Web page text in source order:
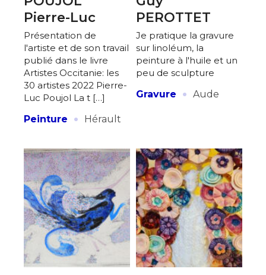
Pierre-Luc
Présentation de
l'artiste et de son travail
publié dans le livre
Artistes Occitanie: les
30 artistes 2022 Pierre-
Luc Poujol La t […]
Peinture
· Hérault
PEROTTET
Je pratique la gravure
sur linoléum, la
peinture à l'huile et un
peu de sculpture
Gravure
· Aude